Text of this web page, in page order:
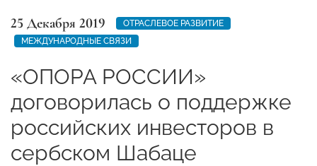
25 Декабря 2019
ОТРАСЛЕВОЕ РАЗВИТИЕ
МЕЖДУНАРОДНЫЕ СВЯЗИ
«ОПОРА РОССИИ»
договорилась о поддержке
российских инвесторов в
сербском Шабаце